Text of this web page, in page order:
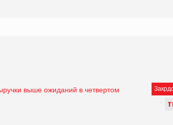
Т
выше ожиданий в четвертом